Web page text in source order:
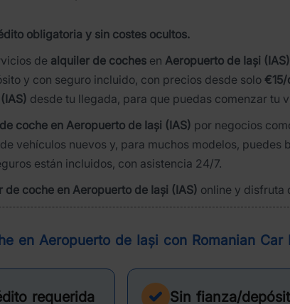
obligatoria y sin costes ocultos.
de alquiler de coches en Aeropuerto de Iași (IAS)
y con seguro incluido, con precios desde solo €15/
desde tu llegada, para que puedas comenzar tu
coche en Aeropuerto de Iași (IAS) por negocios
vehículos nuevos y, para muchos modelos, puedes
están incluidos, con asistencia 24/7.
de coche en Aeropuerto de Iași (IAS) online y disfruta
en Aeropuerto de Iași con Romanian Car
requerida Sin fianza/